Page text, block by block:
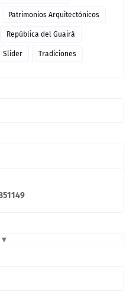
Patrimonios Arquitectónicos
República del Guairá
Slider Tradiciones
51149
▼